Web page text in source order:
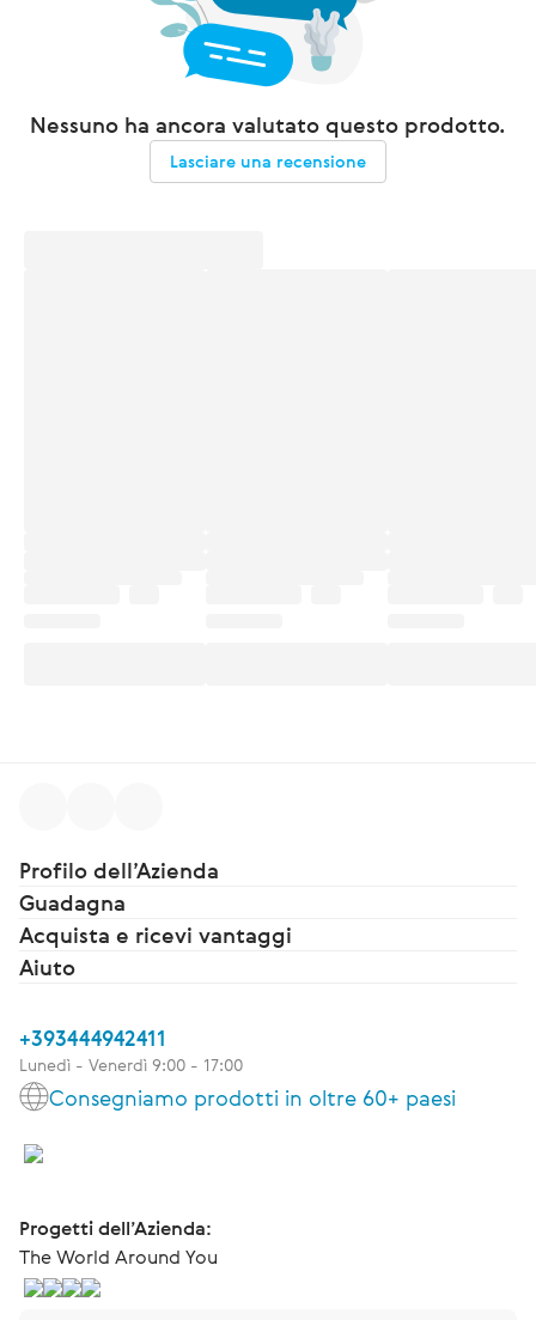
Nessuno ha ancora valutato questo prodotto.
Lasciare una recensione
Profilo dell’Azienda
Guadagna
Acquista e ricevi vantaggi
Aiuto
+393444942411
Lunedì - Venerdì 9:00 - 17:00
Consegniamo prodotti in oltre 60+ paesi
Progetti dell’Azienda:
The World Around You